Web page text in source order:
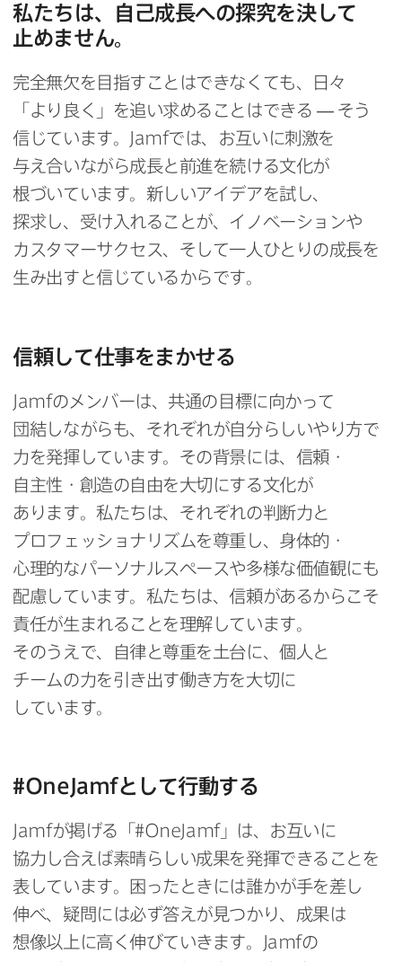
私たちは、​自己成長への​探究を​決して​
止めません。
完全無欠を​目指す​ことは​できなくても、​日々​
「より​良く」を​追い​求める​ことは​できる — そう​
信じています。
Jamfでは、​お互いに​刺激を​
与え合いながら​成長と​前進を​続ける​文化が​
根づいています。​新しい​アイデアを​試し、​
探求し、​受け入れる​ことが、​イノベーションや​
カスタマーサクセス、​そして​一人​ひとりの​成長を​
生み出すと​信じているからです。
信頼して​仕事を​まかせる
Jamfの​メンバーは、​共通の​目標に​向かって​
団結しながらも、​それぞれが​自分らしい​やり方で​
力を​発揮しています。​その​背景には、​信頼・​
自主性・創造の​自由を​大切に​する​文化が​
あります。​私たちは、​それぞれの​判断力と​
プロフェッショナリズムを​尊重し、​身体的・​
心理的な​パーソナルスペースや​多様な​価値観にも​
配慮しています。​私たちは、​信頼が​あるから​こそ​
責任が​生まれる​ことを​理解しています。​
そのうえで、​自律と​尊重を​土台に、​個人と​
チームの​力を​引き出す​働き方を​大切に​
しています。
#OneJamfと​して​行動する
Jamfが​掲げる​「#OneJamf」は、​お互いに​
協力し合えば​素晴らしい​成果を​発揮できる​ことを​
表しています。​困った​ときには​誰かが​手を​差し​
伸べ、​疑問には​必ず​答えが​見つかり、​成果は​
想像以上に​高く​伸びていきます。
Jamfの​